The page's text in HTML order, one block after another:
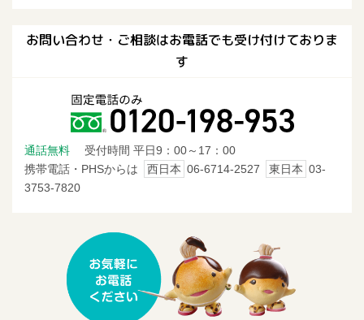
お問い合わせ・ご相談はお電話でも受け付けておりま
す
通話無料
受付時間 平日9：00～17：00
携帯電話・PHSからは
西日本 06-6714-2527 東日本 03-
3753-7820